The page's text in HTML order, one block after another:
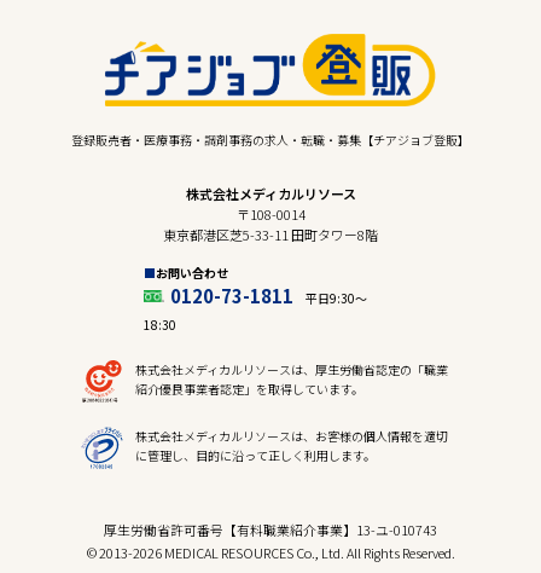
登録販売者・医療事務・調剤事務の求人・転職・募集【チアジョブ登販】
株式会社メディカルリソース
〒108-0014
東京都港区芝5-33-11 田町タワー8階
お問い合わせ
0120-73-1811
平日9:30〜
18:30
株式会社メディカルリソースは、厚生労働省認定の「職業
紹介優良事業者認定」を取得しています。
株式会社メディカルリソースは、お客様の個人情報を適切
に管理し、目的に沿って正しく利用します。
厚生労働省許可番号【有料職業紹介事業】13-ユ-010743
© 2013-2026 MEDICAL RESOURCES Co., Ltd. All Rights Reserved.